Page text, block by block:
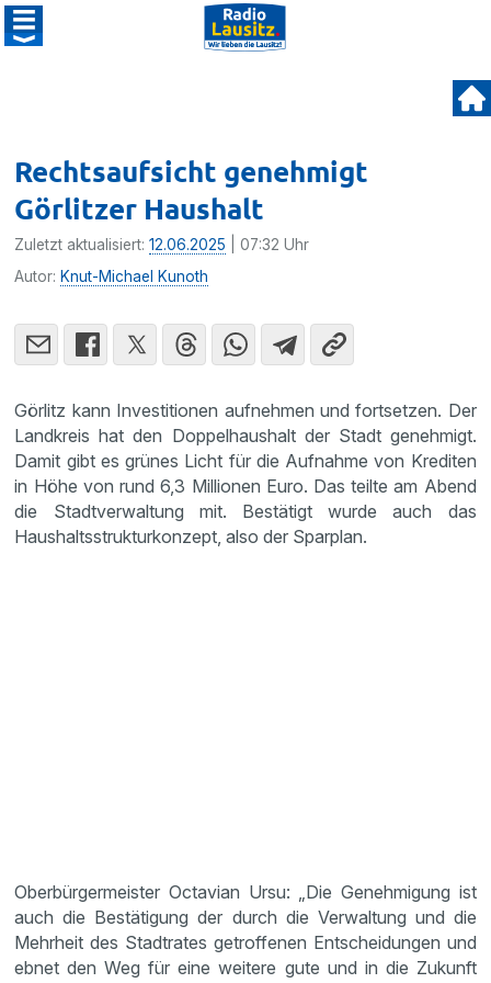
Rechtsaufsicht genehmigt
Görlitzer Haushalt
Zuletzt aktualisiert:12.06.2025 | 07:32 Uhr
Autor: Knut-Michael Kunoth
Görlitz kann Investitionen aufnehmen und fortsetzen. Der
Landkreis hat den Doppelhaushalt der Stadt genehmigt.
Damit gibt es grünes Licht für die Aufnahme von Krediten
in Höhe von rund 6,3 Millionen Euro. Das teilte am Abend
die Stadtverwaltung mit. Bestätigt wurde auch das
Haushaltsstrukturkonzept, also der Sparplan.
Oberbürgermeister Octavian Ursu: „Die Genehmigung ist
auch die Bestätigung der durch die Verwaltung und die
Mehrheit des Stadtrates getroffenen Entscheidungen und
ebnet den Weg für eine weitere gute und in die Zukunft